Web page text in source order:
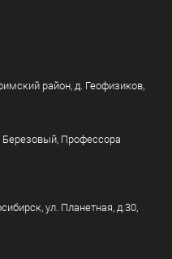
район, д. Геофизиков,
Березовый, Профессора
ул. Планетная, д.30,